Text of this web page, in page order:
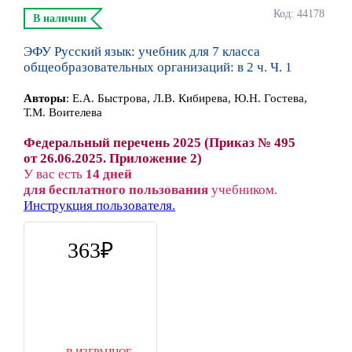
Код: 44178
В наличии
ЭФУ Русский язык: учебник для 7 класса
общеобразовательных организаций: в 2 ч. Ч. 1
Авторы: Е.А. Быстрова, Л.В. Кибирева, Ю.Н. Гостева,
Т.М. Воителева
Федеральный перечень 2025 (Приказ № 495
от 26.06.2025. Приложение 2)
У вас есть 14 дней
для бесплатного пользования учебником.
Инструкция пользователя.
363